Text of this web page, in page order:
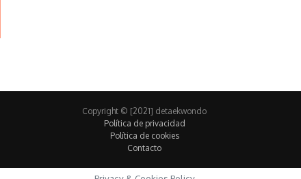
Copyright © [2021] detaekwondo
Política de privacidad
Política de cookies
Contacto